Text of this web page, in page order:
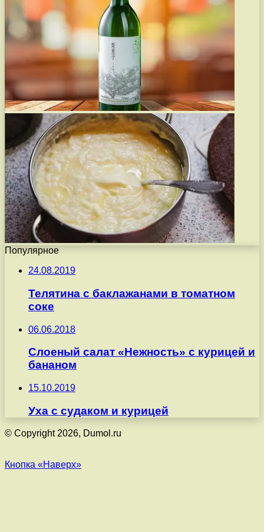
Популярное
24.08.2019
Телятина с баклажанами в томатном
соке
06.06.2018
Слоеный салат «Нежность» с курицей и
бананом
15.10.2019
Уха с судаком и курицей
© Copyright 2026, Dumol.ru
Кнопка «Наверх»